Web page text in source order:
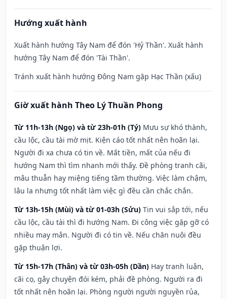
Hướng xuất hành
Xuất hành hướng Tây Nam để đón 'Hỷ Thần'. Xuất hành
hướng Tây Nam để đón 'Tài Thần'.
Tránh xuất hành hướng Đông Nam gặp Hạc Thần (xấu)
Giờ xuất hành Theo Lý Thuần Phong
Từ 11h-13h (Ngọ) và từ 23h-01h (Tý) Mưu sự khó thành,
cầu lộc, cầu tài mờ mịt. Kiện cáo tốt nhất nên hoãn lại.
Người đi xa chưa có tin về. Mất tiền, mất của nếu đi
hướng Nam thì tìm nhanh mới thấy. Đề phòng tranh cãi,
mâu thuẫn hay miệng tiếng tầm thường. Việc làm chậm,
lâu la nhưng tốt nhất làm việc gì đều cần chắc chắn.
Từ 13h-15h (Mùi) và từ 01-03h (Sửu) Tin vui sắp tới, nếu
cầu lộc, cầu tài thì đi hướng Nam. Đi công việc gặp gỡ có
nhiều may mắn. Người đi có tin về. Nếu chăn nuôi đều
gặp thuận lợi.
Từ 15h-17h (Thân) và từ 03h-05h (Dần) Hay tranh luận,
cãi cọ, gây chuyện đói kém, phải đề phòng. Người ra đi
tốt nhất nên hoãn lại. Phòng người người nguyền rủa,